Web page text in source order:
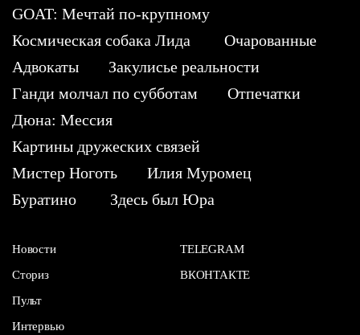
GOAT: Мечтай по-крупному
Космическая собака Лида
Очарованные
Адвокаты
Закулисье реальности
Ганди молчал по субботам
Отпечатки
Дюна: Мессия
Картины дружеских связей
Мистер Ноготь
Илия Муромец
Буратино
Здесь был Юра
Новости
Сториз
Пульт
Интервью
TELEGRAM
ВКОНТАКТЕ